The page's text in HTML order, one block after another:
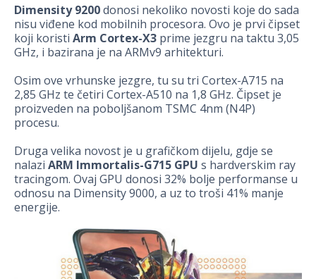
Dimensity 9200donosi nekoliko novosti koje do sada
nisu viđene kod mobilnih procesora. Ovo je prvi čipset
koji koristi Arm Cortex-X3 prime jezgru na taktu 3,05
GHz, i bazirana je na ARMv9 arhitekturi.
Osim ove vrhunske jezgre, tu su tri Cortex-A715 na
2,85 GHz te četiri Cortex-A510 na 1,8 GHz. Čipset je
proizveden na poboljšanom TSMC 4nm (N4P)
procesu.
Druga velika novost je u grafičkom dijelu, gdje se
nalazi ARM Immortalis-G715 GPU s hardverskim ray
tracingom. Ovaj GPU donosi 32% bolje performanse u
odnosu na Dimensity 9000, a uz to troši 41% manje
energije.